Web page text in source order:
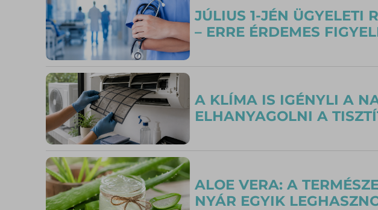
JÚLIUS 1-JÉN ÜGYELETI
– ERRE ÉRDEMES
A KLÍMA IS IGÉNYLI A
ELHANYAGOLNI A
ALOE VERA: A
NYÁR EGYIK